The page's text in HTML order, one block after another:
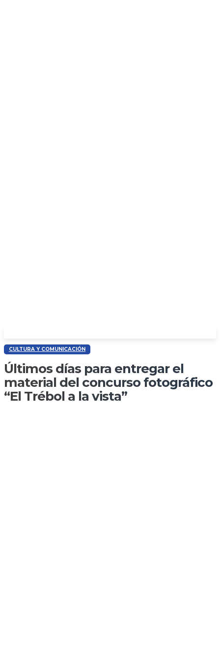
CULTURA Y COMUNICACIÓN
Últimos días para entregar el
material del concurso fotográfico
“El Trébol a la vista”